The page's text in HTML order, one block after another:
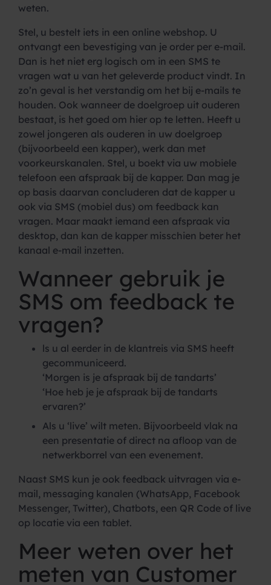
weten.
Stel, u bestelt iets in een online webshop. U
ontvangt een bevestiging van je order per e-mail.
Dan is het niet erg logisch om in een SMS te
vragen wat u van het geleverde product vindt. In
zo’n geval is het verstandig om het bij e-mails te
houden. Ook wanneer de doelgroep uit ouderen
bestaat, is het goed om hier op te letten. Heeft u
zowel jongeren als ouderen in uw doelgroep
(bijvoorbeeld een kapper), werk dan met
voorkeurskanalen. Stel, u boekt via uw mobiele
telefoon een afspraak bij de kapper. Dan mag je
op basis daarvan concluderen dat de kapper u
ook via SMS (mobiel dus) om feedback kan
vragen. Maar maakt iemand een afspraak via
desktop, dan kan de kapper misschien beter het
kanaal e-mail inzetten.
Wanneer gebruik je
SMS om feedback te
vragen?
ls u al eerder in de klantreis via SMS heeft
gecommuniceerd.
‘Morgen is je afspraak bij de tandarts’
‘Hoe heb je je afspraak bij de tandarts
ervaren?’
Als u ‘live’ wilt meten. Bijvoorbeeld vlak na
een presentatie of direct na afloop van de
netwerkborrel van een evenement.
Naast SMS kun je ook feedback uitvragen via e-
mail, messaging kanalen (WhatsApp, Facebook
Messenger, Twitter), Chatbots, een QR Code of live
op locatie via een tablet.
Meer weten over het
meten van Customer